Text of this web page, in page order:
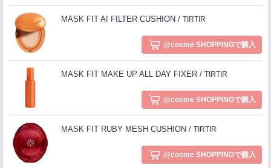
MASK FIT AI FILTER CUSHION TIRTIR
@cosme SHOPPINGで購入
MASK FIT MAKE UP ALL DAY FIXER TIRTIR
@cosme SHOPPINGで購入
MASK FIT RUBY MESH CUSHION TIRTIR
@cosme SHOPPINGで購入